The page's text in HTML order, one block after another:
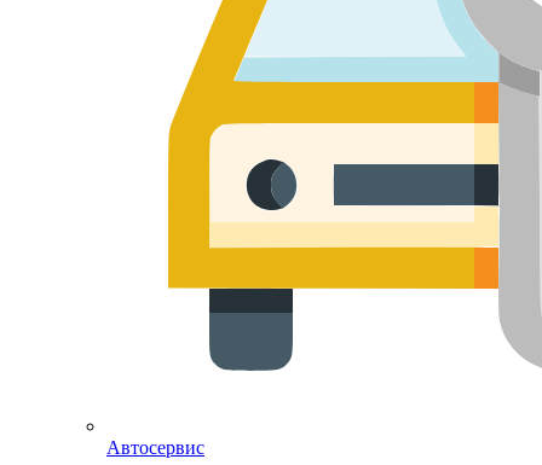
Автосервис